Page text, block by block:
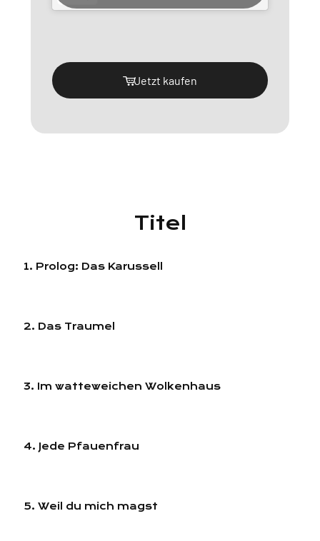
Jetzt kaufen
Titel
1. Prolog: Das Karussell
2. Das Traumel
3. Im watteweichen Wolkenhaus
4. Jede Pfauenfrau
5. Weil du mich magst